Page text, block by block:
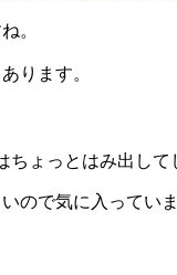
。
ります。
ちょっとはみ出して
ので気に入ってい